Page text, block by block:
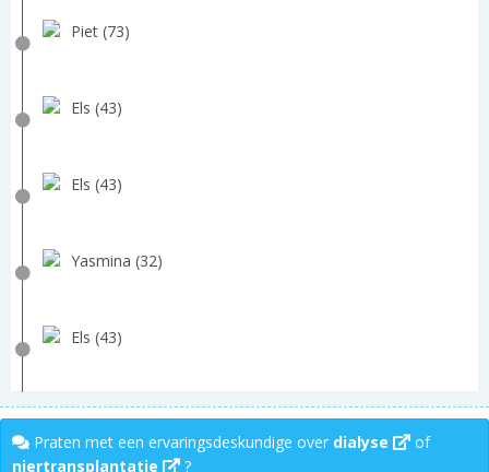
Piet (73)
Els (43)
Els (43)
Yasmina (32)
Els (43)
Praten met een ervaringsdeskundige over dialyse
of
niertransplantatie
?